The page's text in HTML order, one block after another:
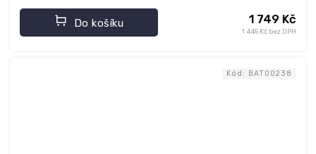
1 445 Kč bez DPH
1 749 Kč
Do košíku
Kód: BAT00238